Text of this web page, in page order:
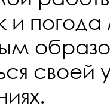
и
своей